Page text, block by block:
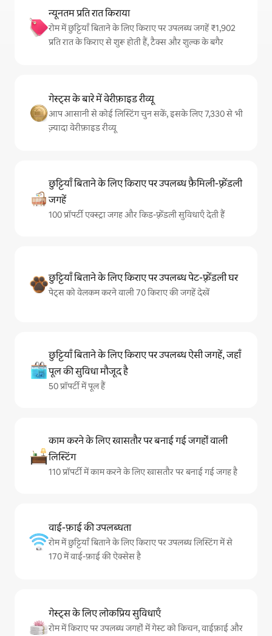
न्यूनतम प्रति रात किराया
रोम में छुट्टियाँ बिताने के लिए किराए पर उपलब्ध जगहें ₹1,902
प्रति रात के किराए से शुरू होती हैं, टैक्स और शुल्क के बगैर
गेस्ट्स के बारे में वेरीफ़ाइड रीव्यू
आप आसानी से कोई लिस्टिंग चुन सकें, इसके लिए 7,330 से भी
ज़्यादा वेरीफ़ाइड रीव्यू
छुट्टियाँ बिताने के लिए किराए पर उपलब्ध फ़ैमिली-फ़्रेंडली
जगहें
100 प्रॉपर्टी एक्स्ट्रा जगह और किड-फ़्रेंडली सुविधाएँ देती हैं
छुट्टियाँ बिताने के लिए किराए पर उपलब्ध पेट-फ़्रेंडली घर
पेट्स को वेलकम करने वाली 70 किराए की जगहें देखें
छुट्टियाँ बिताने के लिए किराए पर उपलब्ध ऐसी जगहें, जहाँ
पूल की सुविधा मौजूद है
50 प्रॉपर्टी में पूल हैं
काम करने के लिए खासतौर पर बनाई गई जगहों वाली
लिस्टिंग
110 प्रॉपर्टी में काम करने के लिए खासतौर पर बनाई गई जगह है
वाई-फ़ाई की उपलब्धता
रोम में छुट्टियाँ बिताने के लिए किराए पर उपलब्ध लिस्टिंग में से
170 में वाई-फ़ाई की ऐक्सेस है
गेस्ट्स के लिए लोकप्रिय सुविधाएँ
रोम में किराए पर उपलब्ध जगहों में गेस्ट को किचन, वाईफ़ाई और